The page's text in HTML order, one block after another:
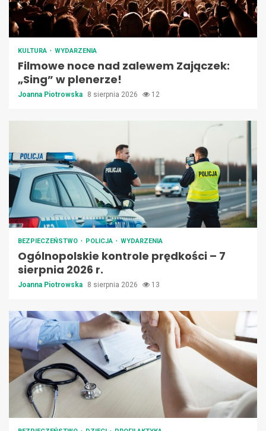
KULTURA WYDARZENIA
Filmowe noce nad zalewem Zajączek:
„Sing” w plenerze!
Joanna Piotrowska 8 sierpnia 2026 12
BEZPIECZEŃSTWO POLICJA WYDARZENIA
Ogólnopolskie kontrole prędkości – 7
sierpnia 2026 r.
Joanna Piotrowska 8 sierpnia 2026 13